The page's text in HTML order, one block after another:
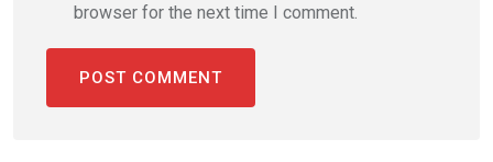
browser for the next time I comment.